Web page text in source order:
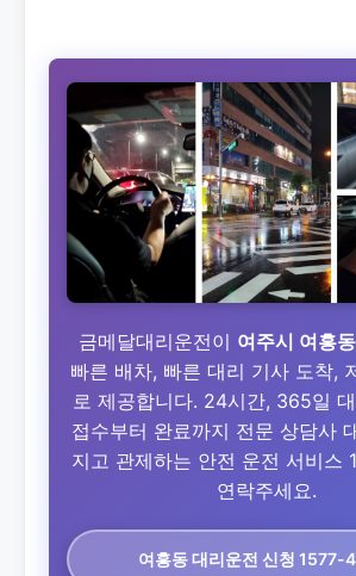
금메달대리운전이 여주시 여흥
빠른 배차, 빠른 대리 기사 도착,
로 제공합니다. 24시간, 365일
접수부터 완료까지 전문 상담사
지고 관제하는 안전 운전 서비스
연락주세요.
여흥동 대리운전 신청 1577-